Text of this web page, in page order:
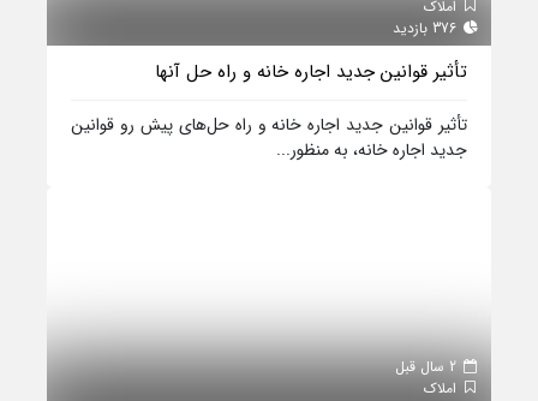
املاک
تأثیر قوانین جدید اجاره خانه و راه حل‌ آنها
تأثیر قوانین جدید اجاره خانه و راه حل‌های پیش رو قوانین
جدید اجاره خانه، به منظور...
املاک